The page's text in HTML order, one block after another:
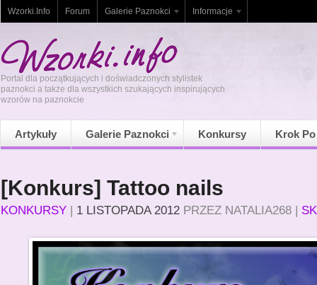
Wzorki.Info Forum Galerie Paznokci Informacje
Portal dla początkujących i doświadczonych stylistek
paznokci a także dla wszystkich szukających inspirujących
wzorów na paznokcie
Artykuły Galerie Paznokci Konkursy Krok
[Konkurs] Tattoo nails
KONKURSY | 1 LISTOPADA 2012 PRZEZ NATALIA268 |